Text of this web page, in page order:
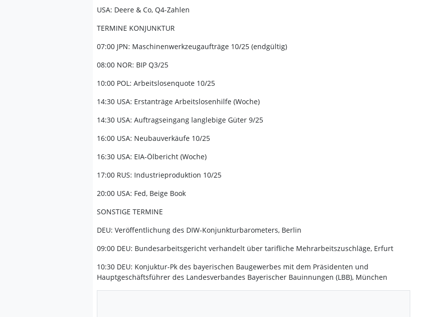
USA: Deere & Co, Q4-Zahlen
TERMINE KONJUNKTUR
07:00 JPN: Maschinenwerkzeugaufträge 10/25 (endgültig)
08:00 NOR: BIP Q3/25
10:00 POL: Arbeitslosenquote 10/25
14:30 USA: Erstanträge Arbeitslosenhilfe (Woche)
14:30 USA: Auftragseingang langlebige Güter 9/25
16:00 USA: Neubauverkäufe 10/25
16:30 USA: EIA-Ölbericht (Woche)
17:00 RUS: Industrieproduktion 10/25
20:00 USA: Fed, Beige Book
SONSTIGE TERMINE
DEU: Veröffentlichung des DIW-Konjunkturbarometers, Berlin
09:00 DEU: Bundesarbeitsgericht verhandelt über tarifliche Mehrarbeitszuschläge, Erfurt
10:30 DEU: Konjuktur-Pk des bayerischen Baugewerbes mit dem Präsidenten und
Hauptgeschäftsführer des Landesverbandes Bayerischer Bauinnungen (LBB), München